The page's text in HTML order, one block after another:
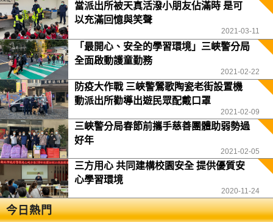
當派出所被天真活潑小朋友佔滿時 是可
以充滿回憶與笑聲
2021-03-11
「最開心、安全的學習環境」三峽警分局
全面啟動護童勤務
2021-02-22
防疫大作戰 三峽警鶯歌陶瓷老街設置機
動派出所勸導出遊民眾配戴口罩
2021-02-09
三峽警分局春節前攜手慈善團體助弱勢過
好年
2021-02-05
三方用心 共同建構校園安全 提供優質安
心學習環境
2020-11-24
今日熱門